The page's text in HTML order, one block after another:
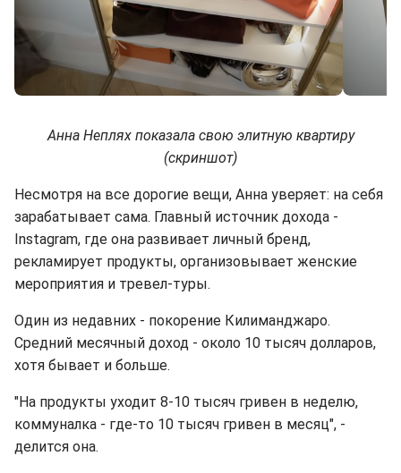
Анна Неплях показала свою элитную квартиру
(скриншот)
Несмотря на все дорогие вещи, Анна уверяет: на себя
зарабатывает сама. Главный источник дохода -
Instagram, где она развивает личный бренд,
рекламирует продукты, организовывает женские
мероприятия и тревел-туры.
Один из недавних - покорение Килиманджаро.
Средний месячный доход - около 10 тысяч долларов,
хотя бывает и больше.
"На продукты уходит 8-10 тысяч гривен в неделю,
коммуналка - где-то 10 тысяч гривен в месяц", -
делится она.